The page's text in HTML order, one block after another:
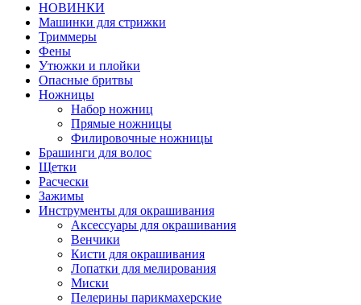
НОВИНКИ
Машинки для стрижки
Триммеры
Фены
Утюжки и плойки
Опасные бритвы
Ножницы
Набор ножниц
Прямые ножницы
Филировочные ножницы
Брашинги для волос
Щетки
Расчески
Зажимы
Инструменты для окрашивания
Аксессуары для окрашивания
Венчики
Кисти для окрашивания
Лопатки для мелирования
Миски
Пелерины парикмахерские